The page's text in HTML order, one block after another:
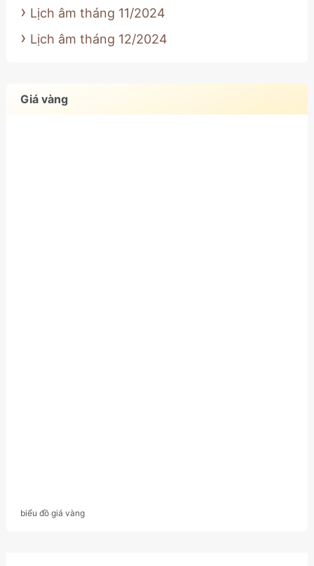
Lịch âm tháng 11/2024
Lịch âm tháng 12/2024
Giá vàng
biểu đồ giá vàng